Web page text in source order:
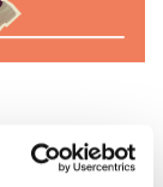
die Vorfreude ist